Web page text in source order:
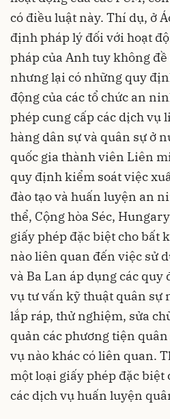
có điều luật này. Thí dụ, ở
định pháp lý đối với hoạt
pháp của Anh tuy không đề
nhưng lại có những quy
động của các tổ chức an
phép cung cấp các dịch vụ
hàng dân sự và quân sự ở
quốc gia thành viên Liên
quy định kiểm soát việc
đào tạo và huấn luyện an
thể, Cộng hòa Séc,
giấy phép đặc biệt cho bất
nào liên quan đến việc sử
và Ba Lan áp dụng các
vụ tư vấn kỹ thuật quân sự
lắp ráp, thử nghiệm, sửa
quản các phương tiện
vụ nào khác có liên quan.
một loại giấy phép đặc
các dịch vụ huấn luyện